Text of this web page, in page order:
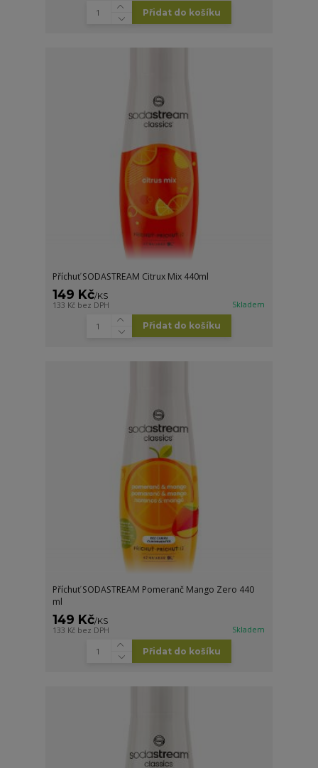
Přidat do košíku
Příchuť SODASTREAM Citrux Mix 440ml
149 Kč/KS
133 Kč bez DPH Skladem
Přidat do košíku
Příchuť SODASTREAM Pomeranč Mango Zero 440
ml
149 Kč/KS
133 Kč bez DPH Skladem
Přidat do košíku